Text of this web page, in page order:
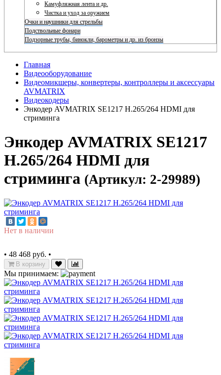
Камуфляжная лента и др.
Чистка и уход за оружием
Очки и наушники для стрельбы
Подствольные фонари
Подзорные трубы, бинокли, барометры и др. из бронзы
Главная
Видеооборудование
Видеомикшеры, конвертеры, контроллеры и аксессуары
AVMATRIX
Видеокодеры
Энкодер AVMATRIX SE1217 H.265/264 HDMI для
стриминга
Энкодер AVMATRIX SE1217
H.265/264 HDMI для
стриминга (Артикул: 2-29989)
Нет в наличии
• 48 468 руб. •
В корзину
Мы принимаем: